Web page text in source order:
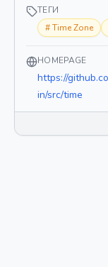
ТЕГИ
#Time Zone
HOMEPAGE
https://
in/src/time